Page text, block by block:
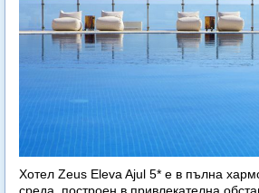
Хотел Zeus Eleva Ajul 5* е в пълна